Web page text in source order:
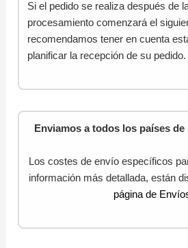
Si el pedido se realiza después de
procesamiento comenzará el
recomendamos tener en cuenta
planificar la recepción de su pedido.
Enviamos a todos los países
Los costes de envío específicos
información más detallada, están
página de